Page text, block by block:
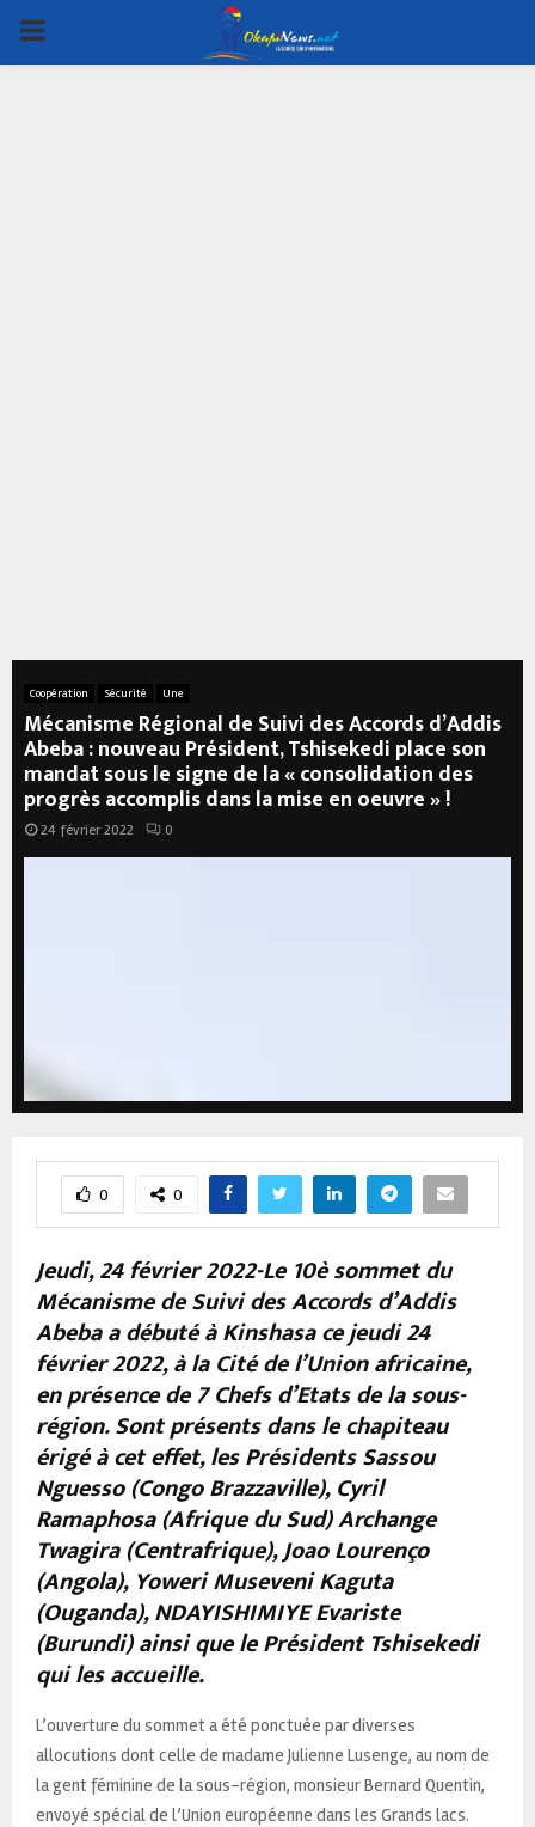
PRIMARY
Coopération Sécurité Une
Mécanisme Régional de Suivi des Accords d’Addis
Abeba : nouveau Président, Tshisekedi place son
mandat sous le signe de la « consolidation des
progrès accomplis dans la mise en oeuvre » !
24 février 2022 0
0 0
Jeudi, 24 février 2022-Le 10è sommet du
Mécanisme de Suivi des Accords d’Addis
Abeba a débuté à Kinshasa ce jeudi 24
février 2022, à la Cité de l’Union africaine,
en présence de 7 Chefs d’Etats de la sous-
région. Sont présents dans le chapiteau
érigé à cet effet, les Présidents Sassou
Nguesso (Congo Brazzaville), Cyril
Ramaphosa (Afrique du Sud) Archange
Twagira (Centrafrique), Joao Lourenço
(Angola), Yoweri Museveni Kaguta
(Ouganda), NDAYISHIMIYE Evariste
(Burundi) ainsi que le Président Tshisekedi
qui les accueille.
L’ouverture du sommet a été ponctuée par diverses
allocutions dont celle de madame Julienne Lusenge, au nom de
la gent féminine de la sous-région, monsieur Bernard Quentin,
envoyé spécial de l’Union européenne dans les Grands lacs.